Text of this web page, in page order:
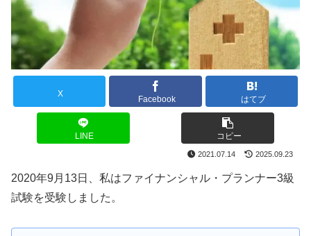
X
Facebook はてブ
LINE コピー
2021.07.14 2025.09.23
2020年9月13日、私はファイナンシャル・プランナー3級
試験を受験しました。